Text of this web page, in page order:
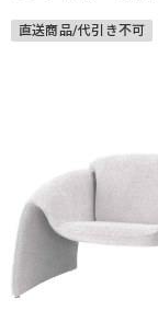
直送商品/代引き不可